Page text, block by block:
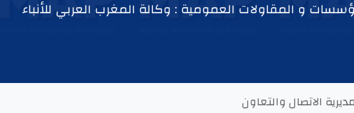
و المقاولات العمومية : وكالة المغرب العربي للأنباء
الاتصال والتعاون